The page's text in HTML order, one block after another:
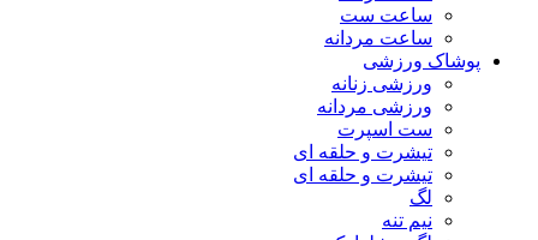
ساعت ست
ساعت مردانه
پوشاک ورزشی
ورزشی زنانه
ورزشی مردانه
ست اسپرت
تیشرت و حلقه ای
تیشرت و حلقه ای
لگ
نیم تنه